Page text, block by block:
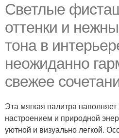
Светлые
оттенки и
тона в
неожиданно
свежее
Эта мягкая палитра
настроением и природной
уютной и визуально легкой.